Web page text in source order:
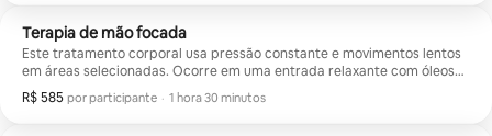
Terapia de mão focada
Este tratamento corporal usa pressão constante e movimentos lentos
em áreas selecionadas. Ocorre em uma entrada relaxante com óleos
essenciais.
R$ 585 por participante
R$ 585 por participante
, · 1 hora 30 minutos